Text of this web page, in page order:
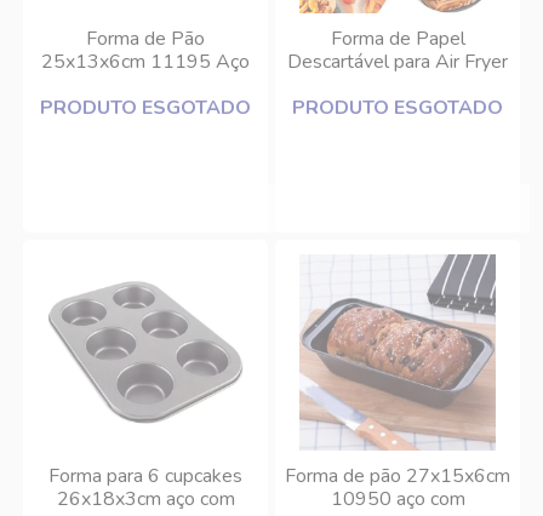
Forma de Pão
25x13x6cm 11195 Aço
Antiaderente Inga
PRODUTO ESGOTADO
Forma de Papel
Descartável para Air Fryer
PRODUTO ESGOTADO
Forma para 6 cupcakes
26x18x3cm aço com
Forma de pão 27x15x6cm
10950 aço com